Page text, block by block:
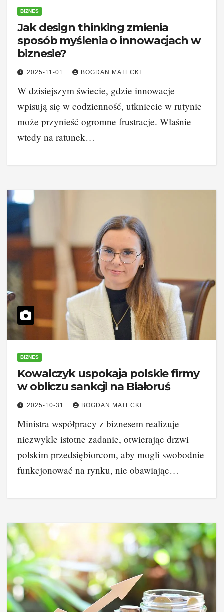
BIZNES
Jak design thinking zmienia
sposób myślenia o innowacjach w
biznesie?
2025-11-01 BOGDAN MATECKI
W dzisiejszym świecie, gdzie innowacje
wpisują się w codzienność, utkniecie w rutynie
może przynieść ogromne frustracje. Właśnie
wtedy na ratunek…
BIZNES
Kowalczyk uspokaja polskie firmy
w obliczu sankcji na Białoruś
2025-10-31 BOGDAN MATECKI
Ministra współpracy z biznesem realizuje
niezwykle istotne zadanie, otwierając drzwi
polskim przedsiębiorcom, aby mogli swobodnie
funkcjonować na rynku, nie obawiając…